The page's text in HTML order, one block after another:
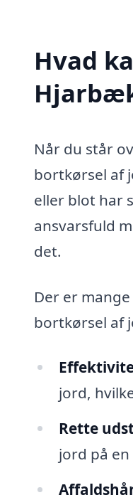
Hvad
Når du står
bortkørsel af
eller blot har
ansvarsfuld
det.
Der er
bortkørsel af
jord,
Rette
jord på